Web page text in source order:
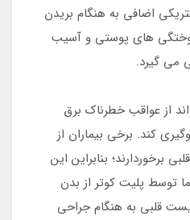
اضافی به هنگام بریدن
های پوستی و آسیب
می گیرد.
از عواقب خطرناک برق
کند. برخی بیماران از
برخوردارند؛ بنابراین این
توسط پلیت کوتر از بدن
قلبی به هنگام جراحی